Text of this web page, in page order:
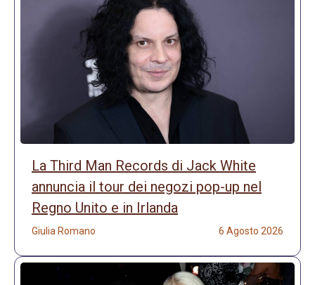
La Third Man Records di Jack White
annuncia il tour dei negozi pop-up nel
Regno Unito e in Irlanda
Giulia Romano 6 Agosto 2026